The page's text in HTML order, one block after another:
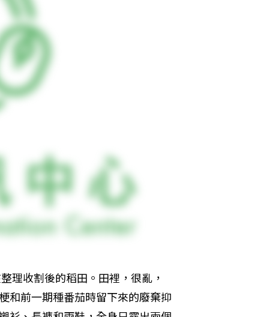
理收割後的稻田。田裡，很亂，
和前一期種番茄時留下來的廢棄抑